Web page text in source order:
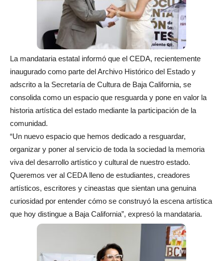
La mandataria estatal informó que el CEDA, recientemente
inaugurado como parte del Archivo Histórico del Estado y
adscrito a la Secretaría de Cultura de Baja California, se
consolida como un espacio que resguarda y pone en valor la
historia artística del estado mediante la participación de la
comunidad.
“Un nuevo espacio que hemos dedicado a resguardar,
organizar y poner al servicio de toda la sociedad la memoria
viva del desarrollo artístico y cultural de nuestro estado.
Queremos ver al CEDA lleno de estudiantes, creadores
artísticos, escritores y cineastas que sientan una genuina
curiosidad por entender cómo se construyó la escena artística
que hoy distingue a Baja California”, expresó la mandataria.